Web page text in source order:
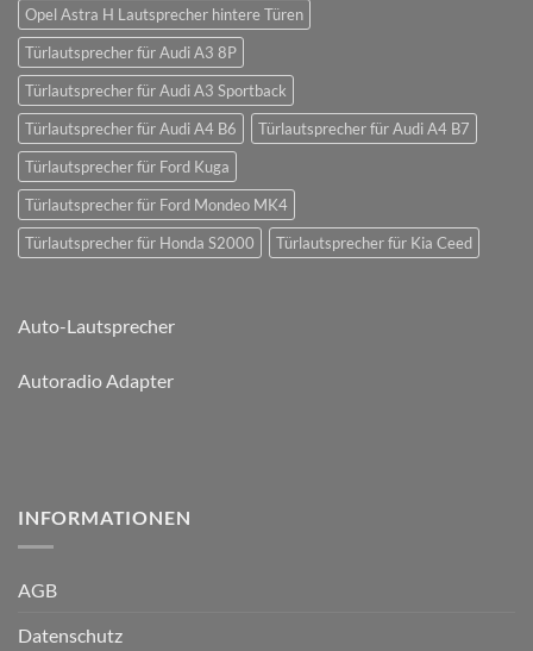
Opel Astra H Lautsprecher hintere Türen
Türlautsprecher für Audi A3 8P
Türlautsprecher für Audi A3 Sportback
Türlautsprecher für Audi A4 B6
Türlautsprecher für Audi A4 B7
Türlautsprecher für Ford Kuga
Türlautsprecher für Ford Mondeo MK4
Türlautsprecher für Honda S2000
Türlautsprecher für Kia Ceed
Auto-Lautsprecher
Autoradio Adapter
INFORMATIONEN
AGB
Datenschutz